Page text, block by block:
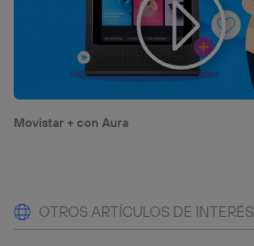
Movistar + con Aura
OTROS ARTÍCULOS DE INTERÉS